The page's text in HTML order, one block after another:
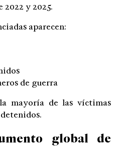
y 2025.
aparecen:
de guerra
mayoría de las víctimas
global de